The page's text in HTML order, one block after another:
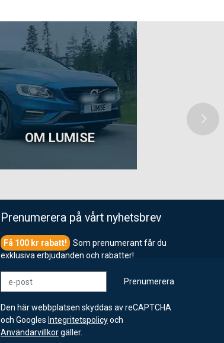
OM LUMISE
Prenumerera på vårt nyhetsbrev
Som prenumerant får du
exklusiva erbjudanden och rabatter!
Prenumerera
Den här webbplatsen skyddas av reCAPTCHA
och Googles Integritetspolicyoch
Användarvillkorgäller.